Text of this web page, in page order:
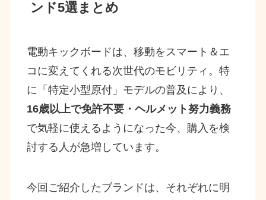
ンド5選まとめ
電動キックボードは、移動をスマート＆エ
コに変えてくれる次世代のモビリティ。特
に「特定小型原付」モデルの普及により、
16歳以上で免許不要・ヘルメット努力義務
で気軽に使えるようになった今、購入を検
討する人が急増しています。
今回ご紹介したブランドは、それぞれに明